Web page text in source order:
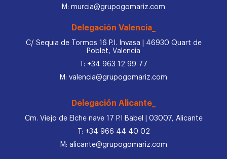
M: murcia@grupogomariz.com
Delegación Valencia_
C/ Sequia de Tormos 16 P.I. Invasa | 46930 Quart de
Poblet, Valencia
T: +34 963 12 99 77
M: valencia@grupogomariz.com
Delegación Alicante_
Cm. Viejo de Elche nave 17 P.I Babel | 03007, Alicante
T: +34 966 44 40 02
M: alicante@grupogomariz.com